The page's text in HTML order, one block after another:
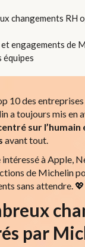
changements RH
engagements de
équipes
10 des
a toujours mis en
sur
avant tout.
à Apple,
de Michelin
sans attendre. 💖
par